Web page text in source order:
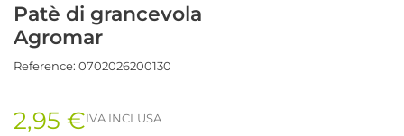
Patè di grancevola
Agromar
Reference: 0702026200130
2,95 €IVA INCLUSA